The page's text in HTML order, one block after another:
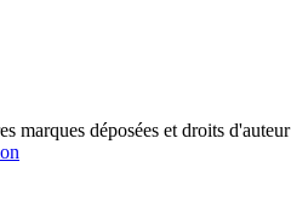
marques déposées et droits